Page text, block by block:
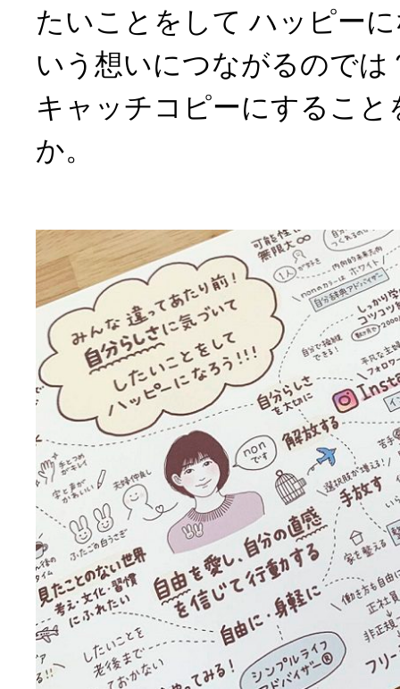
たいことをして ハッピー
いう想いにつながるのでは
キャッチコピーにするこ
か。